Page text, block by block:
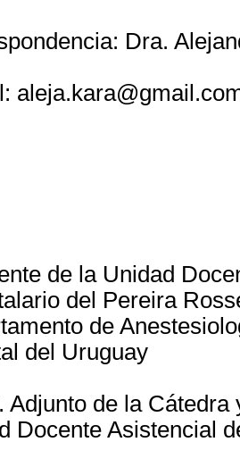
Dra.
de la Unidad
del Pereira
de
del Uruguay
Adjunto de la
Docente Asistencial